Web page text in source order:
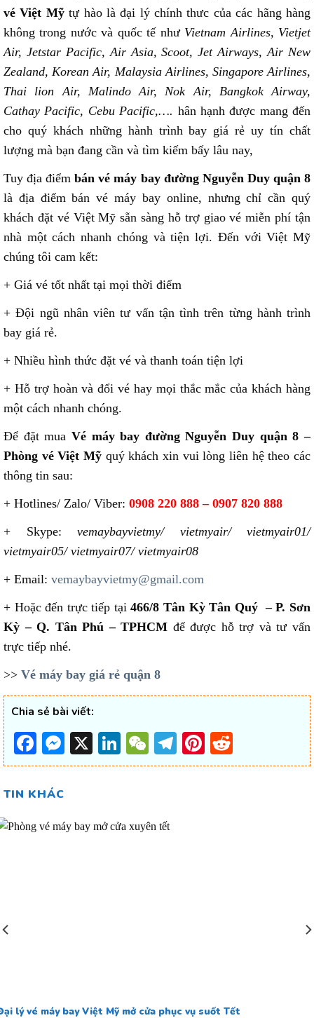
vé Việt Mỹtự hào là đại lý chính thưc của các hãng hàng
không trong nước và quốc tế như Vietnam Airlines, Vietjet
Air, Jetstar Pacific, Air Asia, Scoot, Jet Airways, Air New
Zealand, Korean Air, Malaysia Airlines, Singapore Airlines,
Thai lion Air, Malindo Air, Nok Air, Bangkok Airway,
Cathay Pacific, Cebu Pacific,…. hân hạnh được mang đến
cho quý khách những hành trình bay giá rẻ uy tín chất
lượng mà bạn đang cần và tìm kiếm bấy lâu nay,
Tuy địa điểmbán vé máy bay đường Nguyễn Duy quận 8
là địa điểm bán vé máy bay online, nhưng chỉ cần quý
khách đặt vé Việt Mỹ sẵn sàng hỗ trợ giao vé miễn phí tận
nhà một cách nhanh chóng và tiện lợi. Đến với Việt Mỹ
chúng tôi cam kết:
+ Giá vé tốt nhất tại mọi thời điểm
+ Đội ngũ nhân viên tư vấn tận tình trên từng hành trình
bay giá rẻ.
+ Nhiều hình thức đặt vé và thanh toán tiện lợi
+ Hỗ trợ hoàn và đổi vé hay mọi thắc mắc của khách hàng
một cách nhanh chóng.
Để đặt mua Vé máy bay đường Nguyễn Duy quận 8 –
Phòng vé Việt Mỹ quý khách xin vui lòng liên hệ theo các
thông tin sau:
+ Hotlines/ Zalo/ Viber: 0908 220 888 – 0907 820 888
+ Skype: vemaybayvietmy/ vietmyair/ vietmyair01/
vietmyair05/ vietmyair07/ vietmyair08
+ Email: vemaybayvietmy@gmail.com
+ Hoặc đến trực tiếp tại466/8 Tân Kỳ Tân Quý – P. Sơn
Kỳ – Q. Tân Phú – TPHCM để được hỗ trợ và tư vấn
trực tiếp nhé.
>> Vé máy bay giá rẻ quận 8
Chia sẻ bài viết:
Facebook
Messenger
X LinkedIn
WeChat
Telegram
Pinterest
TIN KHÁC
lý vé máy bay Việt Mỹ mở cửa phục vụ suốt Tết